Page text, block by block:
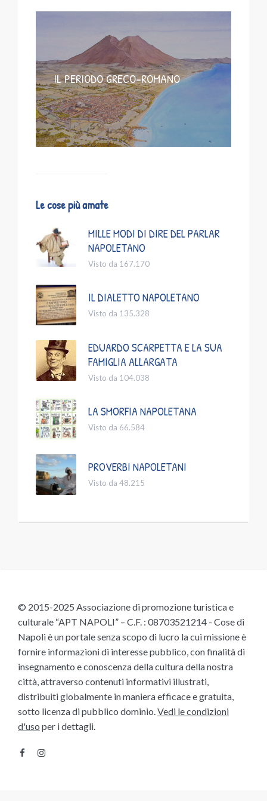
IL PERIODO GRECO-ROMANO
Le cose più amate
MILLE MODI DI DIRE DEL PARLAR
NAPOLETANO
Visto da 167.170
IL DIALETTO NAPOLETANO
Visto da 135.328
EDUARDO SCARPETTA E LA SUA
FAMIGLIA ALLARGATA
Visto da 104.038
LA SMORFIA NAPOLETANA
Visto da 66.584
PROVERBI NAPOLETANI
Visto da 48.215
© 2015-2025 Associazione di promozione turistica e
culturale “APT NAPOLI” – C.F. : 08703521214 - Cose di
Napoli è un portale senza scopo di lucro la cui missione è
fornire informazioni di interesse pubblico, con finalità di
insegnamento e conoscenza della cultura della nostra
città, attraverso contenuti informativi illustrati,
distribuiti globalmente in maniera efficace e gratuita,
sotto licenza di pubblico dominio.Vedi le condizioni
d'uso per i dettagli.